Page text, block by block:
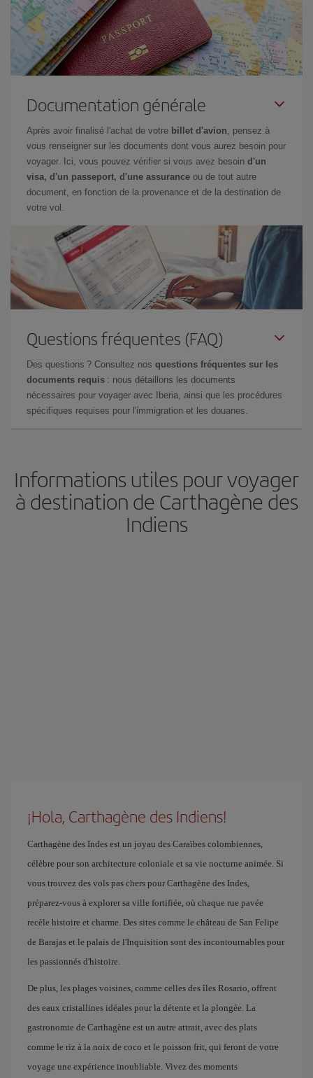
Documentation générale
Après avoir finalisé l'achat de votre billet d'avion, pensez à
vous renseigner sur les documents dont vous aurez besoin pour
voyager. Ici, vous pouvez vérifier si vous avez besoin d'un
visa, d'un passeport, d'une assurance ou de tout autre
document, en fonction de la provenance et de la destination de
votre vol.
Questions fréquentes (FAQ)
Des questions ? Consultez nos questions fréquentes sur les
documents requis : nous détaillons les documents
nécessaires pour voyager avec Iberia, ainsi que les procédures
spécifiques requises pour l'immigration et les douanes.
Informations utiles pour voyager
à destination de Carthagène des
Indiens
¡Hola, Carthagène des Indiens!
Carthagène des Indes est un joyau des Caraïbes colombiennes,
célèbre pour son architecture coloniale et sa vie nocturne animée. Si
vous trouvez des vols pas chers pour Carthagène des Indes,
préparez-vous à explorer sa ville fortifiée, où chaque rue pavée
recèle histoire et charme. Des sites comme le château de San Felipe
de Barajas et le palais de l'Inquisition sont des incontournables pour
les passionnés d'histoire.
De plus, les plages voisines, comme celles des îles Rosario, offrent
des eaux cristallines idéales pour la détente et la plongée. La
gastronomie de Carthagène est un autre attrait, avec des plats
comme le riz à la noix de coco et le poisson frit, qui feront de votre
voyage une expérience inoubliable. Vivez des moments